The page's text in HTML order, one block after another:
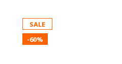
SALE
-60%